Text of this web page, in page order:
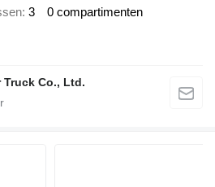
3 0 compartimenten
Truck Co., Ltd.